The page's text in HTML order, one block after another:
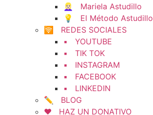
👱🏻‍♀️ Mariela Astudillo
💡 El Método Astudillo
🛜 REDES SOCIALES
▪️ YOUTUBE
▪️ TIK TOK
▪️ INSTAGRAM
▪️ FACEBOOK
▪️ LINKEDIN
✏️ BLOG
❤️ HAZ UN DONATIVO